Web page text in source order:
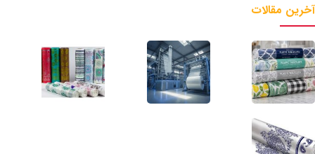
آخرین مقالات